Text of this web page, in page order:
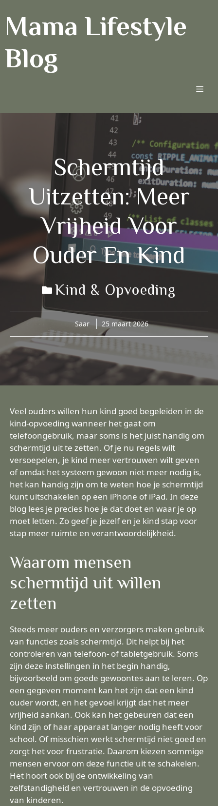
naarMama Lifestyle
Blog
Schermtijd
Uitzetten: Meer
Vrijheid Voor
Ouder En Kind
Kind & Opvoeding
Saar 25 maart 2026
Veel ouders willen hun kind goed begeleiden in de
kind-opvoeding wanneer het gaat om
telefoongebruik, maar soms is het juist handig om
schermtijd uit te zetten. Of je nu regels wilt
versoepelen, je kind meer vertrouwen wilt geven
of omdat het systeem gewoon niet meer nodig is,
het kan handig zijn om te weten hoe je schermtijd
kunt uitschakelen op een iPhone of iPad. In deze
blog lees je precies hoe je dat doet en waar je op
moet letten. Zo geef je jezelf en je kind stap voor
stap meer ruimte en verantwoordelijkheid.
Waarom mensen
schermtijd uit willen
zetten
Steeds meer ouders en verzorgers maken gebruik
van functies zoals schermtijd. Dit helpt bij het
controleren van telefoon- of tabletgebruik. Soms
zijn deze instellingen in het begin handig,
bijvoorbeeld om goede gewoontes aan te leren. Op
een gegeven moment kan het zijn dat een kind
ouder wordt, en het gevoel krijgt dat het meer
vrijheid aankan. Ook kan het gebeuren dat een
kind zijn of haar apparaat langer nodig heeft voor
school. Of misschien werkt schermtijd niet goed en
zorgt het voor frustratie. Daarom kiezen sommige
mensen ervoor om deze functie uit te schakelen.
Het hoort ook bij de ontwikkeling van
zelfstandigheid en vertrouwen in de opvoeding
van kinderen.